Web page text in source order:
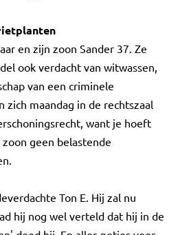
en zijn zoon Sander 37. Ze
ook verdacht van witwassen,
van een criminele
zich maandag in de rechtszaal
want je hoeft
geen belastende
Ton E. Hij zal nu
hij nog wel verteld dat hij in de